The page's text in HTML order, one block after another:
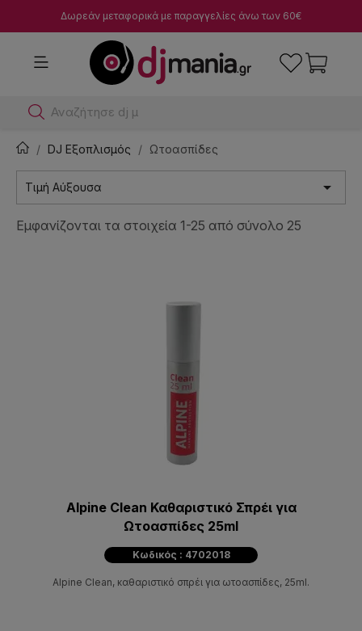
Δωρεάν μεταφορικά με παραγγελίες άνω των 60€
Αναζήτησε dj μίκτες
DJ Εξοπλισμός Ωτοασπίδες
Τιμή Αύξουσα 
Εμφανίζονται τα στοιχεία 1-25 από σύνολο 25
Alpine Clean Καθαριστικό Σπρέι για
Ωτοασπίδες 25ml
Κωδικός : 4702018
Alpine Clean, καθαριστικό σπρέι για ωτοασπίδες, 25ml.